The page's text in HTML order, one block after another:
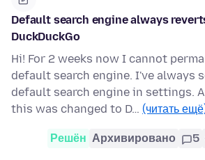
Default search engine always
DuckDuckGo
Hi! For 2 weeks now I cannot
default search engine. I've always
default search engine in settings.
this was changed to D… (читать
Решён Архивировано 5